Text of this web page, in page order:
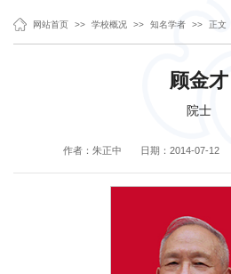
网站首页 >> 学校概况 >> 知名学者 >> 正文
顾金才
院士
作者：朱正中 日期：2014-07-12